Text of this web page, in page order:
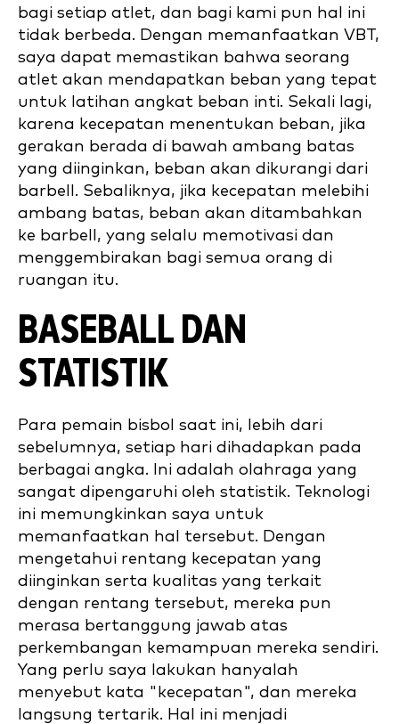
bagi setiap atlet, dan bagi kami pun hal ini
tidak berbeda. Dengan memanfaatkan VBT,
saya dapat memastikan bahwa seorang
atlet akan mendapatkan beban yang tepat
untuk latihan angkat beban inti. Sekali lagi,
karena kecepatan menentukan beban, jika
gerakan berada di bawah ambang batas
yang diinginkan, beban akan dikurangi dari
barbell. Sebaliknya, jika kecepatan melebihi
ambang batas, beban akan ditambahkan
ke barbell, yang selalu memotivasi dan
menggembirakan bagi semua orang di
ruangan itu.
BASEBALL DAN
STATISTIK
Para pemain bisbol saat ini, lebih dari
sebelumnya, setiap hari dihadapkan pada
berbagai angka. Ini adalah olahraga yang
sangat dipengaruhi oleh statistik. Teknologi
ini memungkinkan saya untuk
memanfaatkan hal tersebut. Dengan
mengetahui rentang kecepatan yang
diinginkan serta kualitas yang terkait
dengan rentang tersebut, mereka pun
merasa bertanggung jawab atas
perkembangan kemampuan mereka sendiri.
Yang perlu saya lakukan hanyalah
menyebut kata "kecepatan", dan mereka
langsung tertarik. Hal ini menjadi